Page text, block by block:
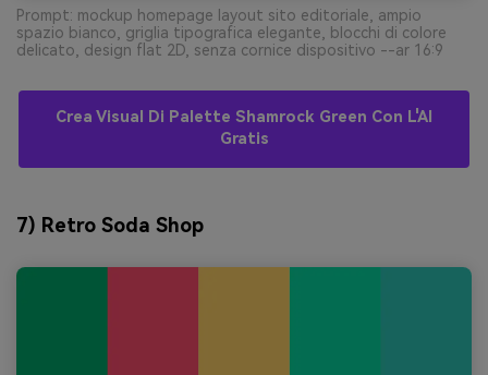
Prompt: mockup homepage layout sito editoriale, ampio
spazio bianco, griglia tipografica elegante, blocchi di colore
delicato, design flat 2D, senza cornice dispositivo --ar 16:9
Crea Visual Di Palette Shamrock Green Con L'AI
Gratis
7) Retro Soda Shop